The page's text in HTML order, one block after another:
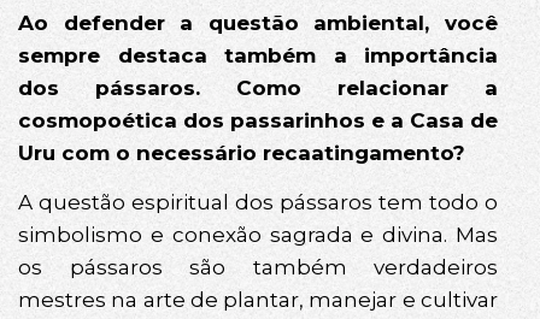
Ao defender a questão ambiental, você
sempre destaca também a importância
dos pássaros. Como relacionar a
cosmopoética dos passarinhos e a Casa de
Uru com o necessário recaatingamento?
A questão espiritual dos pássaros tem todo o
simbolismo e conexão sagrada e divina. Mas
os pássaros são também verdadeiros
mestres na arte de plantar, manejar e cultivar